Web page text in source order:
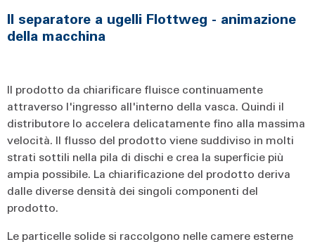
Il separatore a ugelli Flottweg - animazione
della macchina
Il prodotto da chiarificare fluisce continuamente
attraverso l'ingresso all'interno della vasca. Quindi il
distributore lo accelera delicatamente fino alla massima
velocità. Il flusso del prodotto viene suddiviso in molti
strati sottili nella pila di dischi e crea la superficie più
ampia possibile. La chiarificazione del prodotto deriva
dalle diverse densità dei singoli componenti del
prodotto.
Le particelle solide si raccolgono nelle camere esterne